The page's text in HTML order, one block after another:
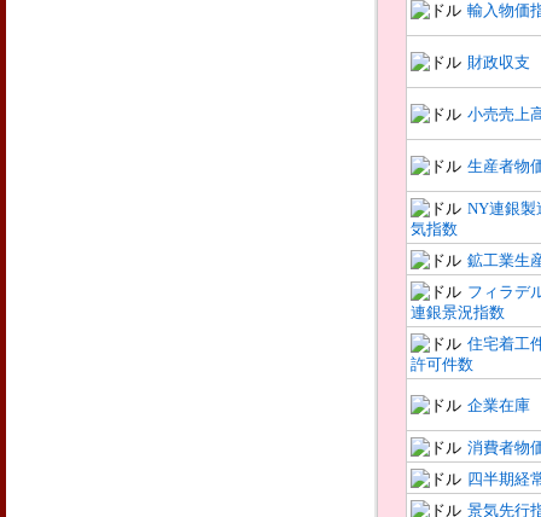
輸入物価
財政収支
小売売上
生産者物
NY連銀製
気指数
鉱工業生
フィラデ
連銀景況指数
住宅着工
許可件数
企業在庫
消費者物
四半期経
景気先行